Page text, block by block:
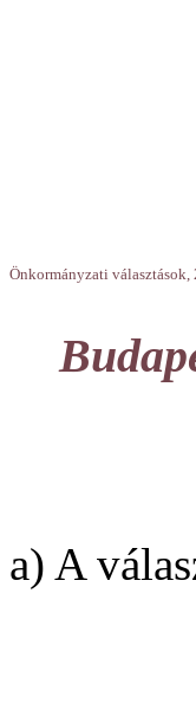
Önkormányzati választások,
a) A